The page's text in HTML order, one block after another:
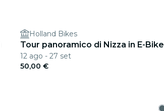
Holland Bikes
Tour panoramico di Nizza in E-Bike
12 ago - 27 set
50,00 €